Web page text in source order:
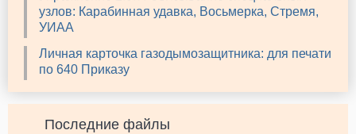
узлов: Карабинная удавка, Восьмерка, Стремя,
УИАА
Личная карточка газодымозащитника: для печати
по 640 Приказу
Последние файлы